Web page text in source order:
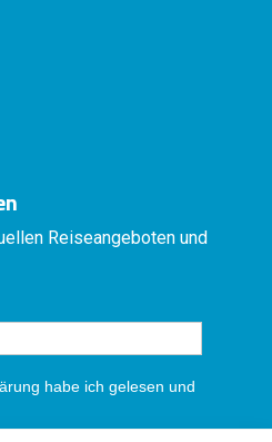
Reiseangeboten und
habe ich gelesen und